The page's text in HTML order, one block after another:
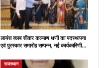
लायंस क्लब सीकर कल्याण धणी का पदस्थापना
एवं पुरस्कार समारोह सम्पन्न, नई कार्यकारिणी…
राजस्थान